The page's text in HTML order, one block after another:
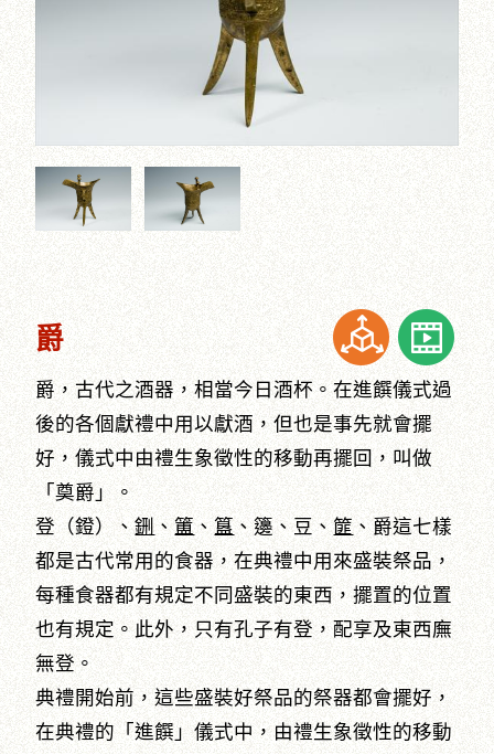
爵
爵，古代之酒器，相當今日酒杯。在進饌儀式過
後的各個獻禮中用以獻酒，但也是事先就會擺
好，儀式中由禮生象徵性的移動再擺回，叫做
「奠爵」。
登（鐙）、鉶 、簠、簋 、籩、豆、篚 、爵這七樣
都是古代常用的食器，在典禮中用來盛裝祭品，
每種食器都有規定不同盛裝的東西，擺置的位置
也有規定。此外，只有孔子有登，配享及東西廡
無登。
典禮開始前，這些盛裝好祭品的祭器都會擺好，
在典禮的「進饌」儀式中，由禮生象徵性的移動